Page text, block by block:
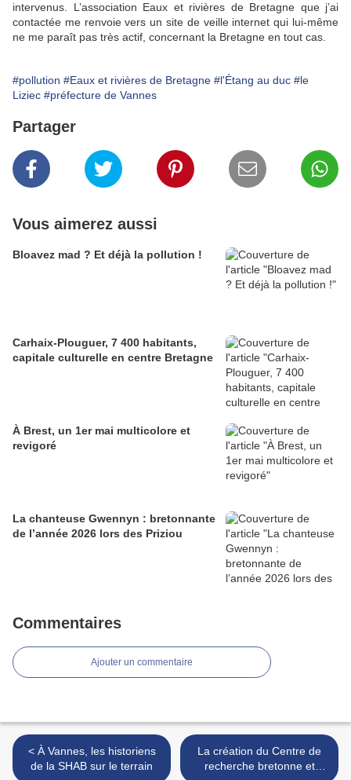
intervenus. L’association Eaux et rivières de Bretagne que j’ai
contactée me renvoie vers un site de veille internet qui lui-même
ne me paraît pas très actif, concernant la Bretagne en tout cas.
#pollution #Eaux et rivières de Bretagne #l'Étang au duc #le
Liziec #préfecture de Vannes
Partager
Vous aimerez aussi
Bloavez mad ? Et déjà la pollution !
Carhaix-Plouguer, 7 400 habitants,
capitale culturelle en centre Bretagne
À Brest, un 1er mai multicolore et
revigoré
La chanteuse Gwennyn : bretonnante
de l’année 2026 lors des Priziou
Commentaires
Ajouter un commentaire
< À Vannes, les historiens
de la SHAB sur le terrain
La création du Centre de
recherche bretonne et